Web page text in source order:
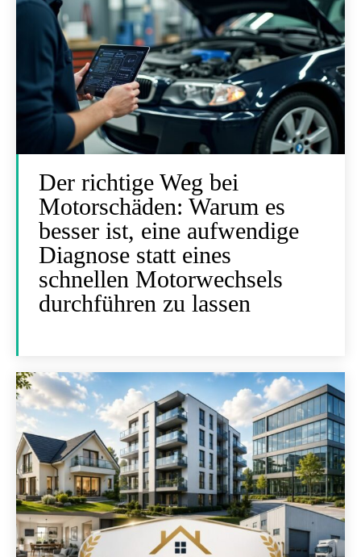
Der richtige Weg bei
Motorschäden: Warum es
besser ist, eine aufwendige
Diagnose statt eines
schnellen Motorwechsels
durchführen zu lassen